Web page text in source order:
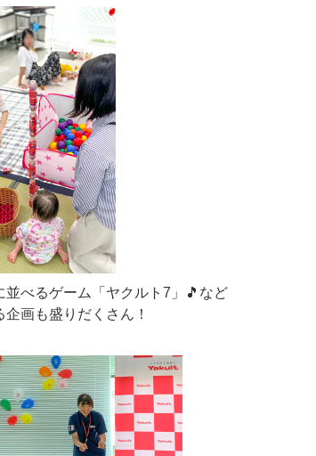
並べるゲーム「ヤクルト7」🎵など
画も盛りだくさん！